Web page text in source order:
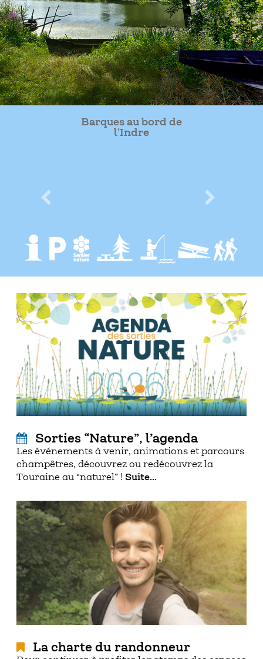
Barques au bord de
l'Indre
Sorties “Nature”, l’agenda
Les événements à venir, animations et parcours
champêtres, découvrez ou redécouvrez la
Touraine au “naturel” ! Suite...
La charte du randonneur